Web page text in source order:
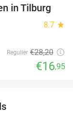
40%
in Tilburg
8.7 star
Regulier €28,20
€16,95